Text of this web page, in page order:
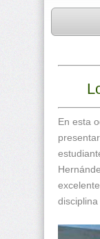
En esta
disciplina